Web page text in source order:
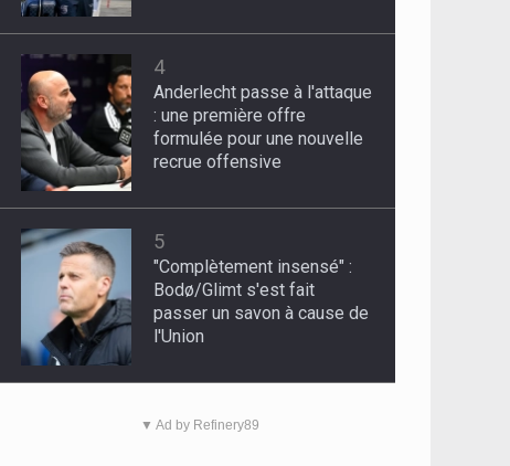
4
Anderlecht passe à l'attaque
: une première offre
formulée pour une nouvelle
recrue offensive
5
"Complètement insensé" :
Bodø/Glimt s'est fait
passer un savon à cause de
l'Union
▼ Ad by Refinery89